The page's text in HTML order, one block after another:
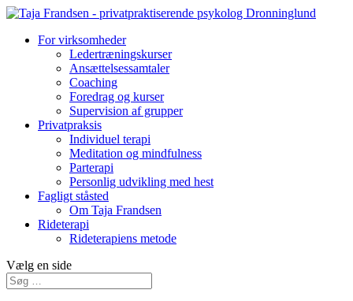
For virksomheder
Ledertræningskurser
Ansættelsessamtaler
Coaching
Foredrag og kurser
Supervision af grupper
Privatpraksis
Individuel terapi
Meditation og mindfulness
Parterapi
Personlig udvikling med hest
Fagligt ståsted
Om Taja Frandsen
Rideterapi
Rideterapiens metode
Vælg en side